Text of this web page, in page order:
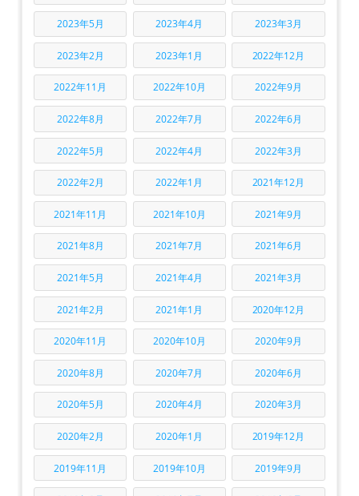
2023年5月 2023年4月 2023年3月
2023年2月 2023年1月 2022年12月
2022年11月 2022年10月 2022年9月
2022年8月 2022年7月 2022年6月
2022年5月 2022年4月 2022年3月
2022年2月 2022年1月 2021年12月
2021年11月 2021年10月 2021年9月
2021年8月 2021年7月 2021年6月
2021年5月 2021年4月 2021年3月
2021年2月 2021年1月 2020年12月
2020年11月 2020年10月 2020年9月
2020年8月 2020年7月 2020年6月
2020年5月 2020年4月 2020年3月
2020年2月 2020年1月 2019年12月
2019年11月 2019年10月 2019年9月